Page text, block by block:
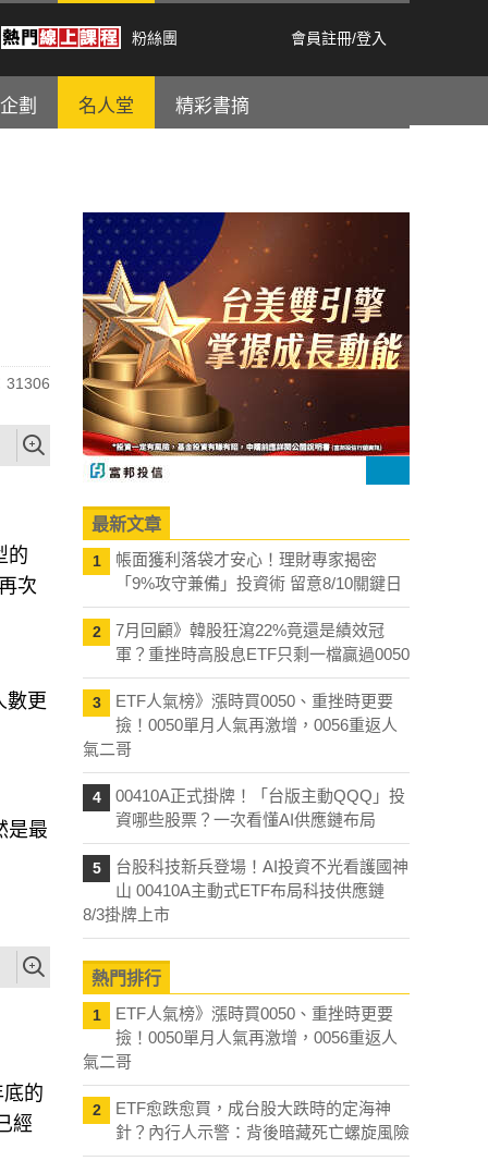
粉絲團 會員註冊/登入
劃 名人堂 精彩書摘
31306
的
次
數更
是最
的
經
最新文章
1
帳面獲利落袋才安心！理財專家揭密
「9%攻守兼備」投資術 留意8/10關鍵日
2
7月回顧》韓股狂瀉22%竟還是績效冠
軍？重挫時高股息ETF只剩一檔贏過0050
3
ETF人氣榜》漲時買0050、重挫時更要
撿！0050單月人氣再激增，0056重返人
氣二哥
4
00410A正式掛牌！「台版主動QQQ」投
資哪些股票？一次看懂AI供應鏈布局
5
台股科技新兵登場！AI投資不光看護國神
山 00410A主動式ETF布局科技供應鏈
8/3掛牌上市
熱門排行
1
ETF人氣榜》漲時買0050、重挫時更要
撿！0050單月人氣再激增，0056重返人
氣二哥
2
ETF愈跌愈買，成台股大跌時的定海神
針？內行人示警：背後暗藏死亡螺旋風險